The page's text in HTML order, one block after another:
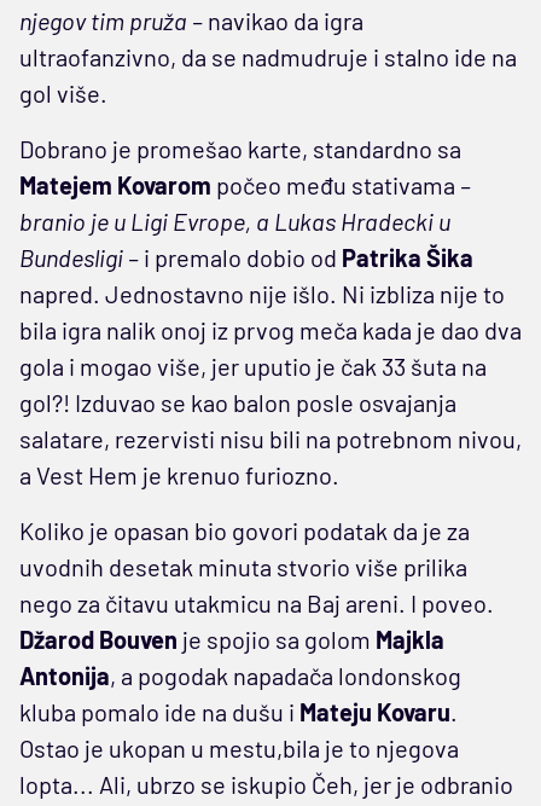
njegov tim pruža – navikao da igra
ultraofanzivno, da se nadmudruje i stalno ide na
gol više.
Dobrano je promešao karte, standardno sa
Matejem Kovarom počeo među stativama –
branio je u Ligi Evrope, a Lukas Hradecki u
Bundesligi – i premalo dobio od Patrika Šika
napred. Jednostavno nije išlo. Ni izbliza nije to
bila igra nalik onoj iz prvog meča kada je dao dva
gola i mogao više, jer uputio je čak 33 šuta na
gol?! Izduvao se kao balon posle osvajanja
salatare, rezervisti nisu bili na potrebnom nivou,
a Vest Hem je krenuo furiozno.
Koliko je opasan bio govori podatak da je za
uvodnih desetak minuta stvorio više prilika
nego za čitavu utakmicu na Baj areni. I poveo.
Džarod Bouven je spojio sa golom Majkla
Antonija, a pogodak napadača londonskog
kluba pomalo ide na dušu i Mateju Kovaru.
Ostao je ukopan u mestu,bila je to njegova
lopta... Ali, ubrzo se iskupio Čeh, jer je odbranio